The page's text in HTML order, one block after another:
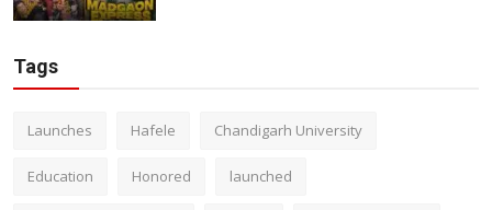
Tags
Launches Hafele Chandigarh University
Education Honored launched